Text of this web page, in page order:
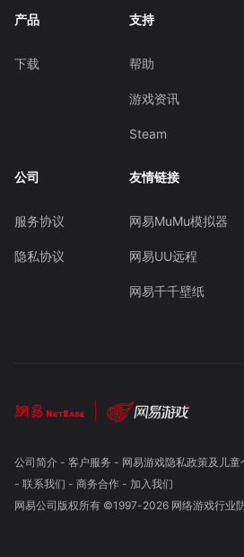
产品
下载
支持
帮助
游戏资讯
Steam
公司
服务协议
隐私协议
友情链接
网易MuMu模拟器
网易UU远程
网易千千壁纸
公司简介- 客户服务 - 网易游戏隐私政策及儿
- 联系我们 - 商务合作- 加入我们
网易公司版权所有 ©1997-2026 网络游戏行业